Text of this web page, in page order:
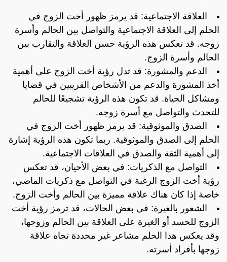
العلاقة الاجتماعية: قد يرمز ظهور أخت الزوج في
الحلم إلى العلاقة الاجتماعية والتواصل بين الحالم وأسرة
زوجه. قد تعكس هذه الرؤية حسن العلاقة والتقارب بين
الحالم وأسرة الزوج.
الدعم والمشورة: قد تدل رؤية أخت الزوج على أهمية
أخذ المشورة والدعم من الأشخاص القريبين في قضايا
ومشاكل الحياة. قد تكون هذه الرؤية تشجيعًا للحالم
للتحدث والتواصل مع أسرة زوجه.
الصدق والموثوقية: قد يرمز ظهور أخت الزوج في
الحلم إلى الصدق والموثوقية. ربما تكون هذه الرؤية إشارة
إلى أهمية الثقة والصدق في العلاقات الاجتماعية.
التواصل مع الذكريات: في بعض الأحيان، قد تعكس
رؤية أخت الزوج الرغبة في التواصل مع ذكريات الماضي،
خاصة إذا كان هناك علاقة مميزة بين الحالم وأخت الزوج.
الشعور بالغيرة: في بعض الحالات، قد ترمز رؤية أخت
الزوج للحسد أو الغيرة على العلاقة بين الحالم وزوجها،
وقد يعكس هذا الحلم مشاعر غير محددة تجاه علاقة
زوجها بأفراد أسرته.